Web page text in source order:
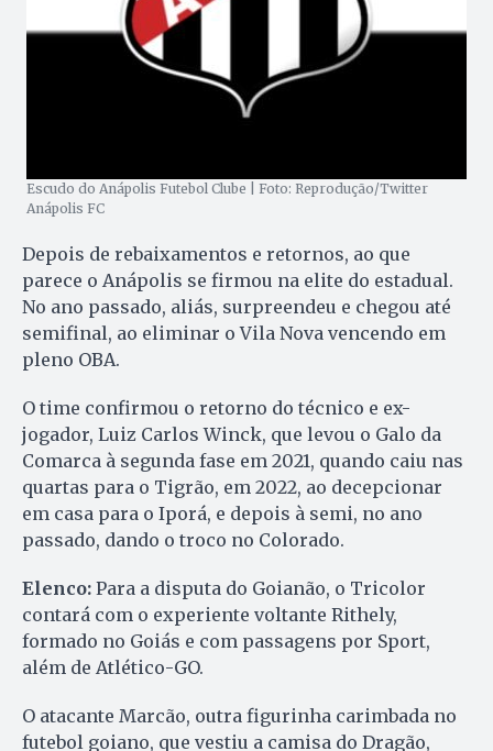
Escudo do Anápolis Futebol Clube | Foto: Reprodução/Twitter
Anápolis FC
Depois de rebaixamentos e retornos, ao que
parece o Anápolis se firmou na elite do estadual.
No ano passado, aliás, surpreendeu e chegou até
semifinal, ao eliminar o Vila Nova vencendo em
pleno OBA.
O time confirmou o retorno do técnico e ex-
jogador, Luiz Carlos Winck, que levou o Galo da
Comarca à segunda fase em 2021, quando caiu nas
quartas para o Tigrão, em 2022, ao decepcionar
em casa para o Iporá, e depois à semi, no ano
passado, dando o troco no Colorado.
Elenco: Para a disputa do Goianão, o Tricolor
contará com o experiente voltante Rithely,
formado no Goiás e com passagens por Sport,
além de Atlético-GO.
O atacante Marcão, outra figurinha carimbada no
futebol goiano, que vestiu a camisa do Dragão,